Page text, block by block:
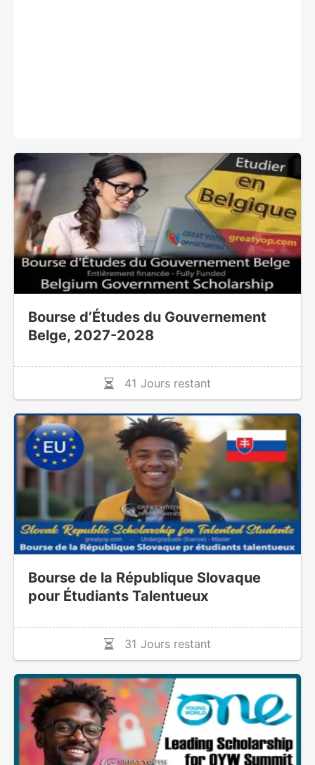
Bourse d’Études du Gouvernement
Belge, 2027-2028
41 Jours restant
Bourse de la République Slovaque
pour Étudiants Talentueux
31 Jours restant